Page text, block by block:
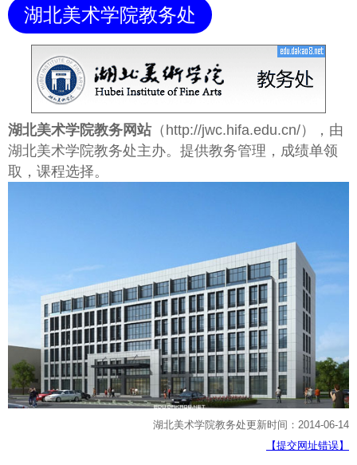
湖北美术学院教务处
湖北美术学院教务网站（http://jwc.hifa.edu.cn/），由
湖北美术学院教务处主办。提供教务管理，成绩单领
取，课程选择。
湖北美术学院教务处更新时间：2014-06-14
【提交网址错误】